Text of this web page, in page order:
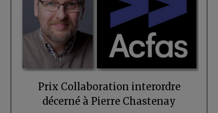
Prix Collaboration interordre
décerné à Pierre Chastenay